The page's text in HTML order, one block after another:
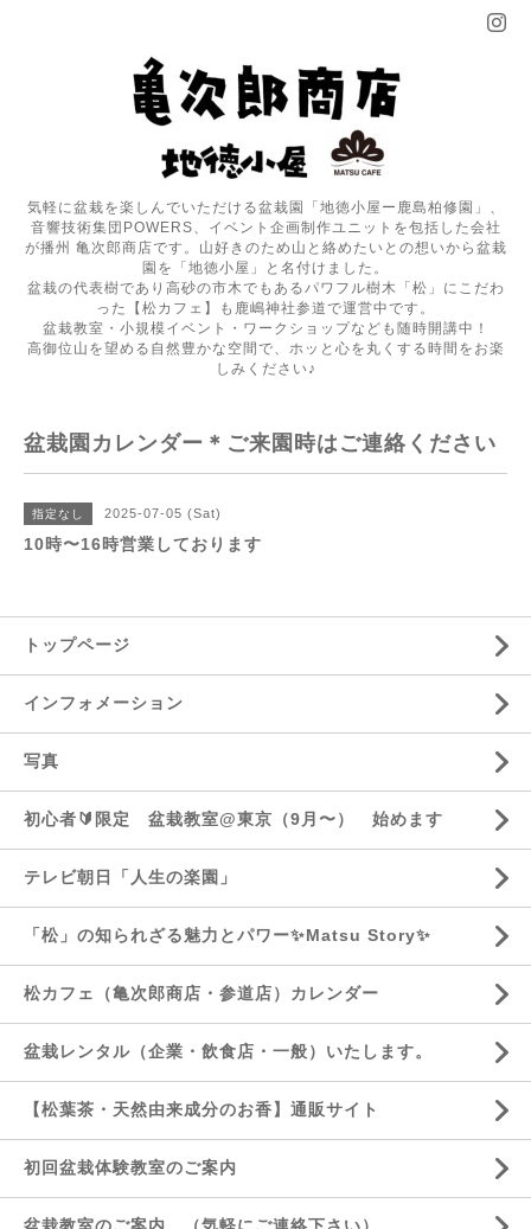
気軽に盆栽を楽しんでいただける盆栽園「地徳小屋ー鹿島柏修園」、
音響技術集団POWERS、イベント企画制作ユニットを包括した会社
が播州 亀次郎商店です。山好きのため山と絡めたいとの想いから盆栽
園を「地徳小屋」と名付けました。
盆栽の代表樹であり高砂の市木でもあるパワフル樹木「松」にこだわ
った【松カフェ】も鹿嶋神社参道で運営中です。
盆栽教室・小規模イベント・ワークショップなども随時開講中！
高御位山を望める自然豊かな空間で、ホッと心を丸くする時間をお楽
しみください♪
盆栽園カレンダー＊ご来園時はご連絡ください
指定なし 2025-07-05 (Sat)
10時〜16時営業しております
トップページ
インフォメーション
写真
初心者🔰限定 盆栽教室@東京（9月〜） 始めます
テレビ朝日「人生の楽園」
「松」の知られざる魅力とパワー✨Matsu Story✨
松カフェ（亀次郎商店・参道店）カレンダー
盆栽レンタル（企業・飲食店・一般）いたします。
【松葉茶・天然由来成分のお香】通販サイト
初回盆栽体験教室のご案内